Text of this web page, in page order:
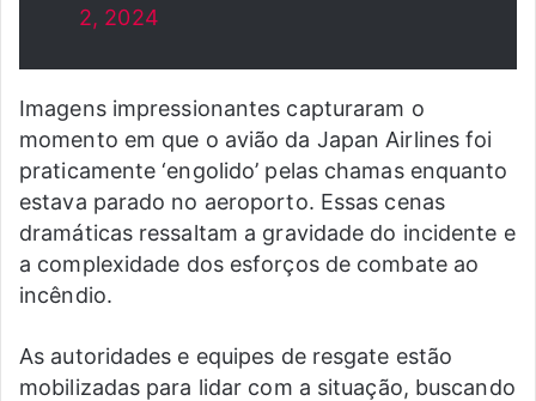
2, 2024
Imagens impressionantes capturaram o
momento em que o avião da Japan Airlines foi
praticamente ‘engolido’ pelas chamas enquanto
estava parado no aeroporto. Essas cenas
dramáticas ressaltam a gravidade do incidente e
a complexidade dos esforços de combate ao
incêndio.
As autoridades e equipes de resgate estão
mobilizadas para lidar com a situação, buscando